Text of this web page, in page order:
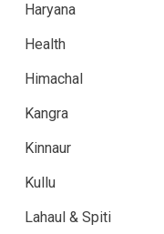
Haryana
Health
Himachal
Kangra
Kinnaur
Kullu
Lahaul & Spiti